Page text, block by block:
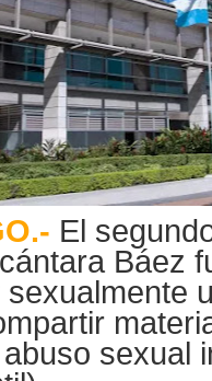
El
Báez
sexual